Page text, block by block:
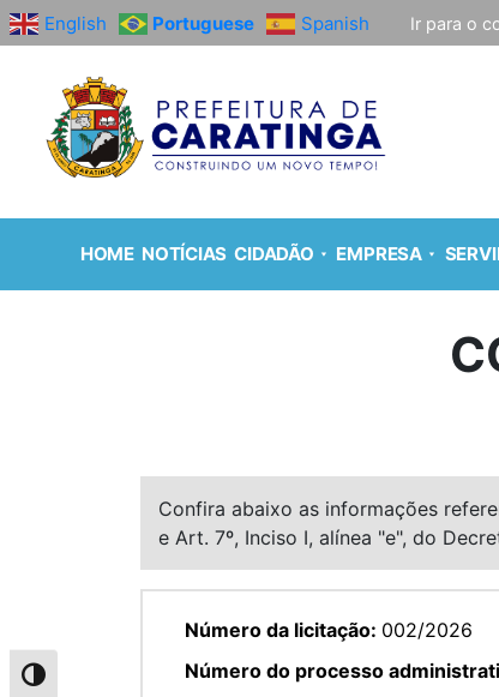
Alternar alto contraste
English Portuguese Spanish Ir para o
HOME NOTÍCIAS CIDADÃO EMPRESA
Confira abaixo as informações
e Art. 7º, Inciso I, alínea "e", do
Número da licitação: 002/2026
Número do processo